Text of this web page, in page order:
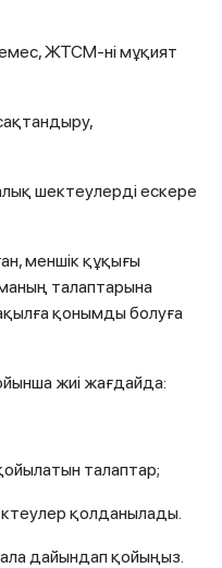
ЖТСМ-ні мұқият
шектеулерді ескере
меншік құқығы
талаптарына
қонымды болуға
жиі жағдайда:
талаптар;
қолданылады.
дайындап қойыңыз.